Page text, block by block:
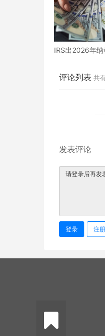
IRS出2026年纳
评论列表 共
发表评论
登录 注